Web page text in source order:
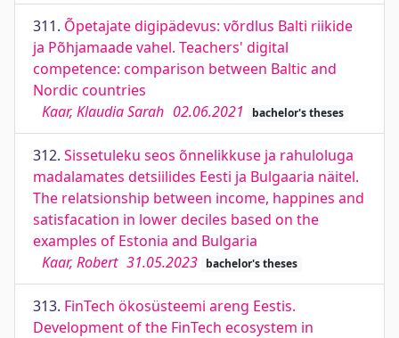
311. Õpetajate digipädevus: võrdlus Balti riikide
ja Põhjamaade vahel. Teachers' digital
competence: comparison between Baltic and
Nordic countries
Kaar, Klaudia Sarah 02.06.2021 bachelor's theses
312. Sissetuleku seos õnnelikkuse ja rahuloluga
madalamates detsiilides Eesti ja Bulgaaria näitel.
The relatsionship between income, happines and
satisfacation in lower deciles based on the
examples of Estonia and Bulgaria
Kaar, Robert 31.05.2023 bachelor's theses
313. FinTech ökosüsteemi areng Eestis.
Development of the FinTech ecosystem in